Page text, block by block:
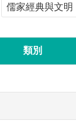
儒家經典與文明
類別